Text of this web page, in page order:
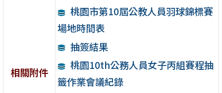
相關附件
桃園市第10屆公教人員羽球錦標賽
場地時間表
抽簽結果
桃園10th公務人員女子丙組賽程抽
籤作業會議紀錄